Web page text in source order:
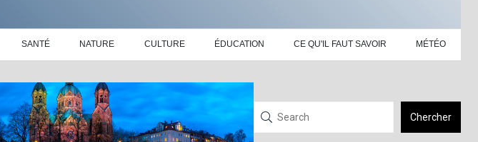
SANTÉ NATURE CULTURE ÉDUCATION CE QU'IL FAUT SAVOIR MÉTÉO
Chercher